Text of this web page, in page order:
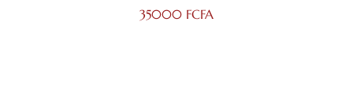
35000 FCFA